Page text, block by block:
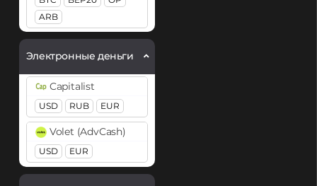
ARB
Cosmos (ATOM)
DASH
Dogecoin (DOGE)
DOGE
Электронные деньги
Capitalist
USD RUB EUR
Volet (AdvCash)
USD EUR